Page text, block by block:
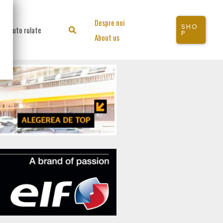
Auto rulate Search
Despre noi
About us
SHO
P